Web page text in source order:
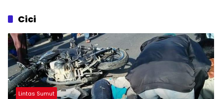
Cici
Lintas Sumut